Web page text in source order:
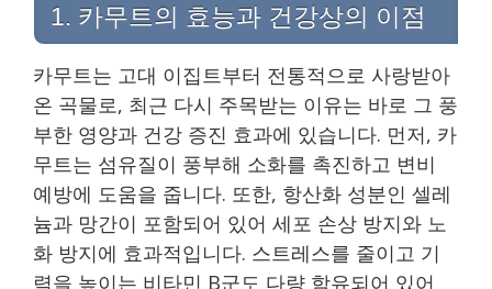
1. 카무트의 효능과 건강상의 이점
카무트는 고대 이집트부터 전통적으로 사랑받아
온 곡물로, 최근 다시 주목받는 이유는 바로 그 풍
부한 영양과 건강 증진 효과에 있습니다. 먼저, 카
무트는 섬유질이 풍부해 소화를 촉진하고 변비
예방에 도움을 줍니다. 또한, 항산화 성분인 셀레
늄과 망간이 포함되어 있어 세포 손상 방지와 노
화 방지에 효과적입니다. 스트레스를 줄이고 기
력을 높이는 비타민 B군도 다량 함유되어 있어